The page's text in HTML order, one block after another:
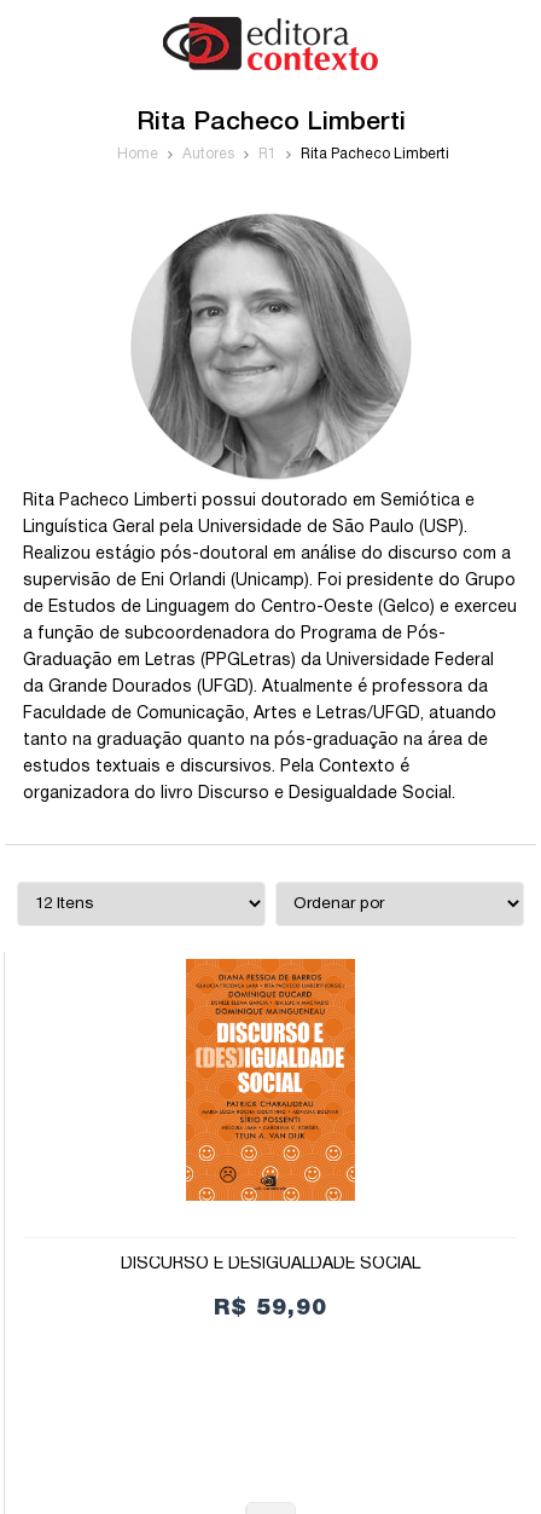
Rita Pacheco Limberti
Home Autores R1 Rita Pacheco Limberti
Rita Pacheco Limberti possui doutorado em Semiótica e
Linguística Geral pela Universidade de São Paulo (USP).
Realizou estágio pós-doutoral em análise do discurso com a
supervisão de Eni Orlandi (Unicamp). Foi presidente do Grupo
de Estudos de Linguagem do Centro-Oeste (Gelco) e exerceu
a função de subcoordenadora do Programa de Pós-
Graduação em Letras (PPGLetras) da Universidade Federal
da Grande Dourados (UFGD). Atualmente é professora da
Faculdade de Comunicação, Artes e Letras/UFGD, atuando
tanto na graduação quanto na pós-graduação na área de
estudos textuais e discursivos. Pela Contexto é
organizadora do livro Discurso e Desigualdade Social.
DISCURSO E DESIGUALDADE SOCIAL
R$ 59,90